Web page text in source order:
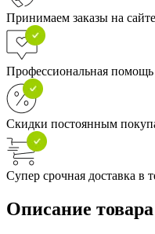
Принимаем заказы на
Профессиональная помощь
Скидки постоянным
Супер срочная доставка в
Описание товара